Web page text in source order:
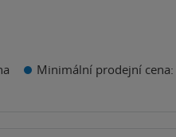
Minimální prodejní cena: